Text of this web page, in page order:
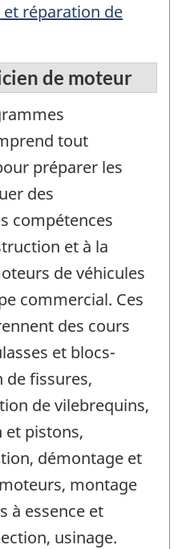
et réparation de
de moteur
tout
préparer les
des
compétences
et à la
de véhicules
commercial. Ces
des cours
et blocs-
de fissures,
de vilebrequins,
et pistons,
démontage et
montage
à essence et
usinage.